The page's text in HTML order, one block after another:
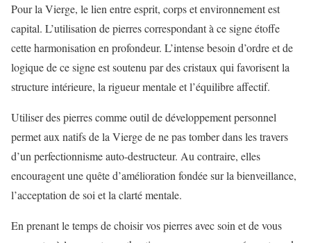
Pour la Vierge, le lien entre esprit, corps et environnement est
capital. L’utilisation de pierres correspondant à ce signe étoffe
cette harmonisation en profondeur. L’intense besoin d’ordre et de
logique de ce signe est soutenu par des cristaux qui favorisent la
structure intérieure, la rigueur mentale et l’équilibre affectif.
Utiliser des pierres comme outil de développement personnel
permet aux natifs de la Vierge de ne pas tomber dans les travers
d’un perfectionnisme auto-destructeur. Au contraire, elles
encouragent une quête d’amélioration fondée sur la bienveillance,
l’acceptation de soi et la clarté mentale.
En prenant le temps de choisir vos pierres avec soin et de vous